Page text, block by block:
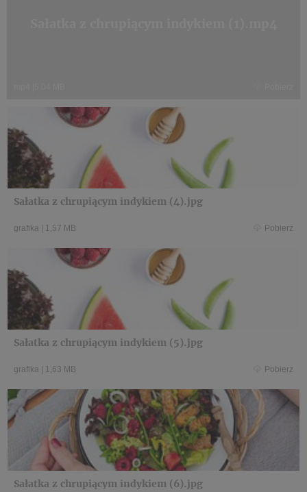
Sałatka z chrupiącym indykiem (4).jpg
grafika 1,57 MB Pobierz
Sałatka z chrupiącym indykiem (5).jpg
grafika 1,63 MB Pobierz
Sałatka z chrupiącym indykiem (6).jpg